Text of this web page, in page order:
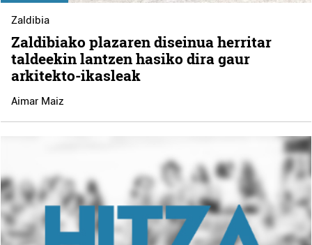
Zaldibia
Zaldibiako plazaren diseinua herritar
taldeekin lantzen hasiko dira gaur
arkitekto-ikasleak
Aimar Maiz